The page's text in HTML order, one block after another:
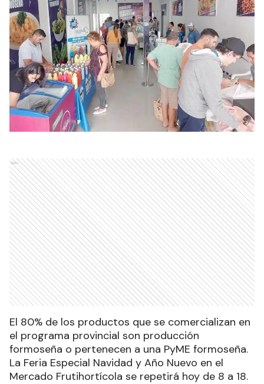
Ads
El 80% de los productos que se comercializan en
el programa provincial son producción
formoseña o pertenecen a una PyME formoseña.
La Feria Especial Navidad y Año Nuevo en el
Mercado Frutihortícola se repetirá hoy de 8 a 18.